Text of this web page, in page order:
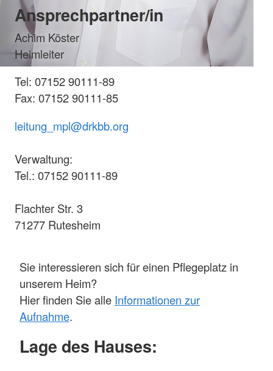
Ansprechpartner/in
Achim Köster
Heimleiter
Tel: 07152 90111-89
Fax: 07152 90111-85
leitung_mpl@drkbb.org
Verwaltung:
Tel.: 07152 90111-89
Flachter Str. 3
71277 Rutesheim
Sie interessieren sich für einen Pflegeplatz in
unserem Heim?
Hier finden Sie alle Informationen zur
Aufnahme.
Lage des Hauses: